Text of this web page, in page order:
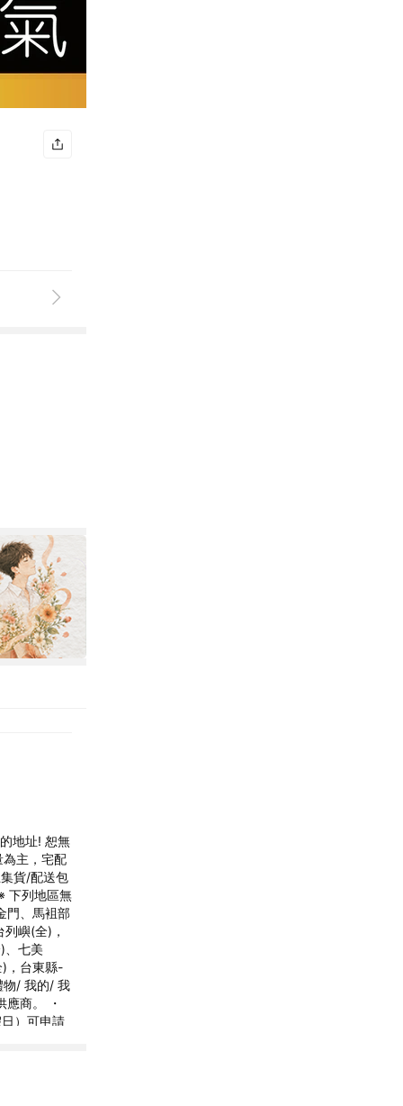
地址! 恕無
主，宅配
貨/配送包
下列地區無
門、馬袓部
嶼(全)，
、七美
)，台東縣-
物/ 我的/ 我
商。 ・
）可申請
不同。 ※